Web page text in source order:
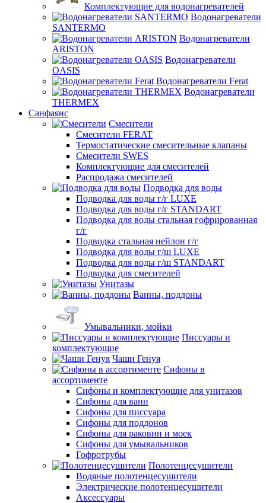
Комплектующие для водонагревателей
Водонагреватели
SANTERMO
Водонагреватели
ARISTON
Водонагреватели
OASIS
Водонагреватели Ferat
Водонагреватели
THERMEX
Санфаянс
Смесители
Смесители FERAT
Термостатические смесительные клапаны
Смесители SWES
Комплектующие для смесителей
Распродажа смесителей
Подводка для воды
Подводка для воды г/г LUXE
Подводка для воды г/г STANDART
Подводка для воды стальная гофрированная
г/г
Подводка стальная нейлон г/г
Подводка для воды г/ш LUXE
Подводка для воды г/ш STANDART
Подводка для смесителей
Унитазы
Ванны, поддоны
Умывальники, мойки
Писсуары и
комплектующие
Чаши Генуя
Сифоны в
ассортименте
Сифоны и комплектующие для унитазов
Сифоны для ванн
Сифоны для писсуара
Сифоны для поддонов
Сифоны для раковин и моек
Сифоны для умывальников
Гофротрубы
Полотенцесушители
Водяные полотенцесушители
Электрические полотенцесушители
Аксессуары